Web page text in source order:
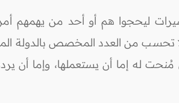
ليحجوا هم أو أحد من يهمهم
لا تحسب من العدد المخصص بالدولة
له إما أن يستعملها، وإما أن